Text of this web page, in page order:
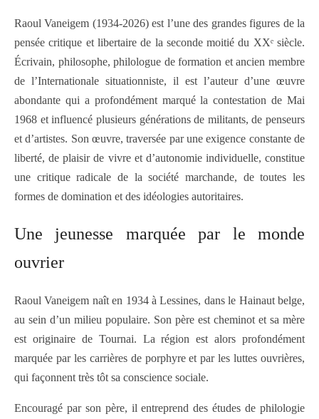
Raoul Vaneigem (1934-2026) est l’une des grandes figures de la
pensée critique et libertaire de la seconde moitié du XXᵉ siècle.
Écrivain, philosophe, philologue de formation et ancien membre
de l’Internationale situationniste, il est l’auteur d’une œuvre
abondante qui a profondément marqué la contestation de Mai
1968 et influencé plusieurs générations de militants, de penseurs
et d’artistes. Son œuvre, traversée par une exigence constante de
liberté, de plaisir de vivre et d’autonomie individuelle, constitue
une critique radicale de la société marchande, de toutes les
formes de domination et des idéologies autoritaires.
Une jeunesse marquée par le monde
ouvrier
Raoul Vaneigem naît en 1934 à Lessines, dans le Hainaut belge,
au sein d’un milieu populaire. Son père est cheminot et sa mère
est originaire de Tournai. La région est alors profondément
marquée par les carrières de porphyre et par les luttes ouvrières,
qui façonnent très tôt sa conscience sociale.
Encouragé par son père, il entreprend des études de philologie